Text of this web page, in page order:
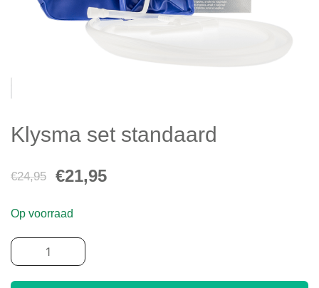
Klysma set standaard
€24,95 €21,95
Op voorraad